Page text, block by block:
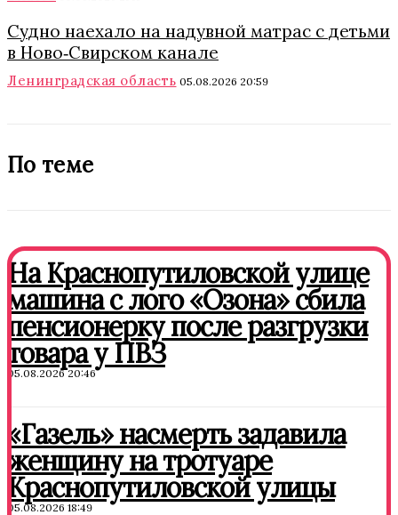
Судно наехало на надувной матрас с детьми
в Ново‑Свирском канале
Ленинградская область 05.08.2026 20:59
По теме
На Краснопутиловской улице
машина с лого «Озона» сбила
пенсионерку после разгрузки
товара у ПВЗ
05.08.2026 20:46
«Газель» насмерть задавила
женщину на тротуаре
Краснопутиловской улицы
05.08.2026 18:49